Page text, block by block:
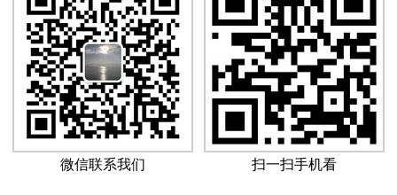
微信联系我们 扫一扫手机看